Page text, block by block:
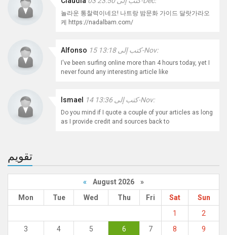
놀라운 통찰력이네요! 나트랑 밤문화 가이드 달랏가라오
케 https://nadalbam.com/
Alfonso كتب إلى 13:18 15-Nov:
I've been surfing online more than 4 hours today, yet I
never found any interesting article like
Ismael كتب إلى 13:36 14-Nov:
Do you mind if I quote a couple of your articles as long
as I provide credit and sources back to
تقويم
« August 2026 »
Mon
Tue Wed Thu Fri Sat
Sun
1
2
3
4 5 6 7 8
9